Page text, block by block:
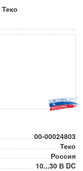
Теко
00-00024803
Теко
Россия
10...30 В DC